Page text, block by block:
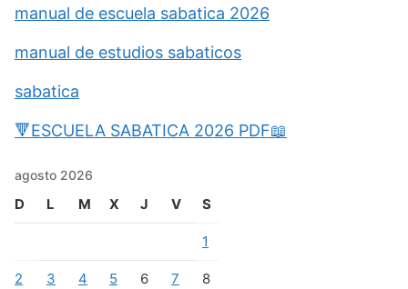
manual de escuela sabatica 2026
manual de estudios sabaticos
sabatica
🔻ESCUELA SABATICA 2026 PDF📖
agosto 2026
D L M X J V S
1
2 3 4 5 6 7 8